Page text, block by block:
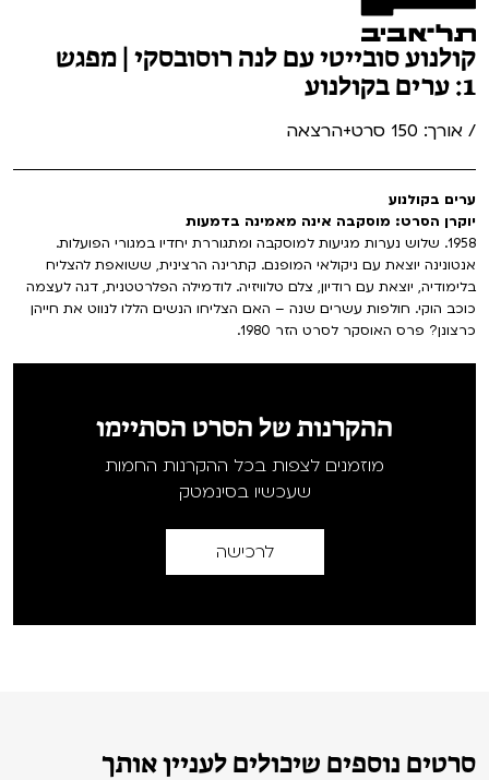
קולנוע סובייטי עם לנה רוסובסקי | מפגש
1: ערים בקולנוע
/ אורך: 150 סרט+הרצאה
ערים בקולנוע
יוקרן הסרט: מוסקבה אינה מאמינה בדמעות
1958. שלוש נערות מגיעות למוסקבה ומתגוררת יחדיו במגורי הפועלות.
אנטונינה יוצאת עם ניקולאי המופנם. קתרינה הרצינית, ששואפת להצליח
בלימודיה, יוצאת עם רודיון, צלם טלוויזיה. לודמילה הפלרטטנית, דגה לעצמה
כוכב הוקי. חולפות עשרים שנה – האם הצליחו הנשים הללו לנווט את חייהן
כרצונן? פרס האוסקר לסרט הזר 1980.
ההקרנות של הסרט הסתיימו
מוזמנים לצפות בכל ההקרנות החמות
שעכשיו בסינמטק
לרכישה
סרטים נוספים שיכולים לעניין אותך